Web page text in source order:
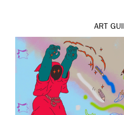
ART